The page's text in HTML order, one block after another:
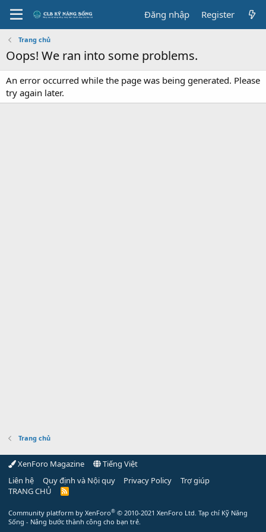
Đăng nhập Register
Trang chủ
Oops! We ran into some problems.
An error occurred while the page was being generated. Please
try again later.
Trang chủ
XenForo Magazine
Tiếng Việt
Liên hệ
Quy định và Nội quy Privacy Policy
Trợ giúp
TRANG CHỦ
R
Community platform by XenForo® © 2010-2021 XenForo Ltd. Tạp chí Kỹ Năng
Sống - Nâng bước thành công cho bạn trẻ.